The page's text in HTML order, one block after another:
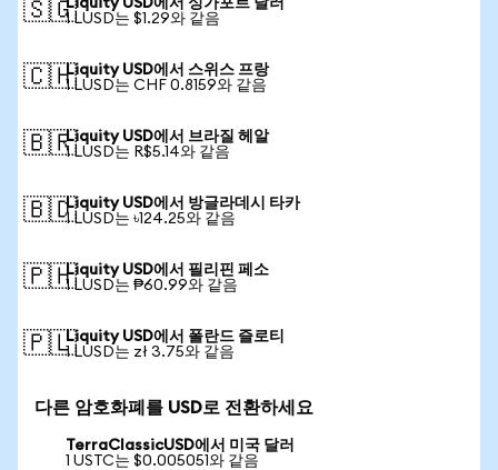
🇸🇬Liquity USD에서 싱가포르 달러
1 LUSD는 $1.29와 같음
🇨🇭Liquity USD에서 스위스 프랑
1 LUSD는 CHF 0.8159와 같음
🇧🇷Liquity USD에서 브라질 헤알
1 LUSD는 R$5.14와 같음
🇧🇩Liquity USD에서 방글라데시 타카
1 LUSD는 ৳124.25와 같음
🇵🇭Liquity USD에서 필리핀 페소
1 LUSD는 ₱60.99와 같음
🇵🇱Liquity USD에서 폴란드 즐로티
1 LUSD는 zł 3.75와 같음
다른 암호화폐를 USD로 전환하세요
TerraClassicUSD에서 미국 달러
1 USTC는 $0.005051와 같음